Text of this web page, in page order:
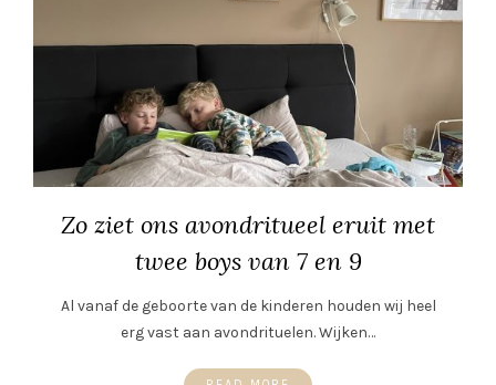
Zo ziet ons avondritueel eruit met
twee boys van 7 en 9
Al vanaf de geboorte van de kinderen houden wij heel
erg vast aan avondrituelen. Wijken…